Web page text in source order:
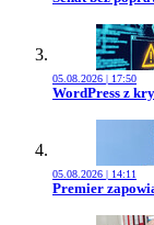
05.08.2026 | 17:50
Przejdź do
WordPress z
05.08.2026 | 14:11
Przejdź do
Premier